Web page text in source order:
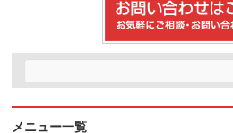
メニュー一覧